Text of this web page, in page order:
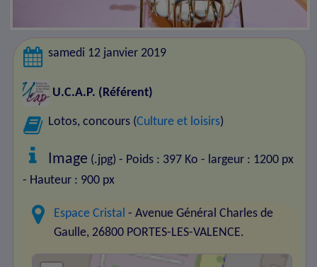
samedi 12 janvier 2019
U.C.A.P. (Référent)
Lotos, concours (Culture et loisirs)
Image (.jpg) - Poids : 397 Ko - largeur : 1200 px
- Hauteur : 900 px
Espace Cristal - Avenue Général Charles de
Gaulle, 26800 PORTES-LES-VALENCE.